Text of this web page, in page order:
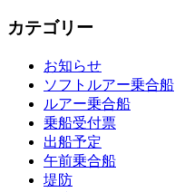
カテゴリー
お知らせ
ソフトルアー乗合船
ルアー乗合船
乗船受付票
出船予定
午前乗合船
堤防